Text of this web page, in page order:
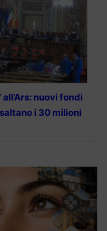
nuovi fondi
i 30 milioni